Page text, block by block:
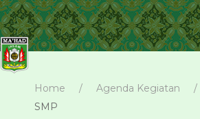
Home Agenda Kegiatan
SMP